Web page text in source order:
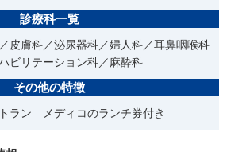
診療科一覧
皮膚科／泌尿器科／婦人科／耳鼻咽喉科
ビリテーション科／麻酔科
その他の特徴
ラン メディコのランチ券付き